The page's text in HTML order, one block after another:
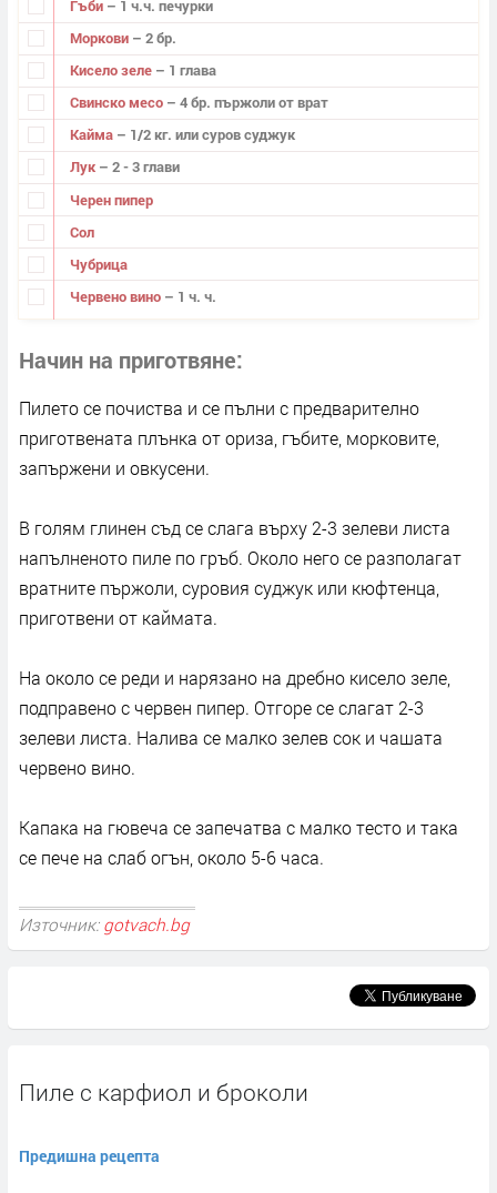
Гъби – 1 ч.ч. печурки
Моркови – 2 бр.
Кисело зеле – 1 глава
Свинско месо – 4 бр. пържоли от врат
Кайма – 1/2 кг. или суров суджук
Лук – 2 - 3 глави
Черен пипер
Сол
Чубрица
Червено вино – 1 ч. ч.
Начин на приготвяне
Пилето се почиства и се пълни с предварително
приготвената плънка от ориза, гъбите, морковите,
запържени и овкусени.
В голям глинен съд се слага върху 2-3 зелеви листа
напълненото пиле по гръб. Около него се разполагат
вратните пържоли, суровия суджук или кюфтенца,
приготвени от каймата.
На около се реди и нарязано на дребно кисело зеле,
подправено с червен пипер. Отгоре се слагат 2-3
зелеви листа. Налива се малко зелев сок и чашата
червено вино.
Капака на гювеча се запечатва с малко тесто и така
се пече на слаб огън, около 5-6 часа.
Източник: gotvach.bg
Пиле с карфиол и броколи
Предишна рецепта